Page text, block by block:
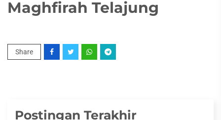
Maghfirah Telajung
Share
Postingan Terakhir